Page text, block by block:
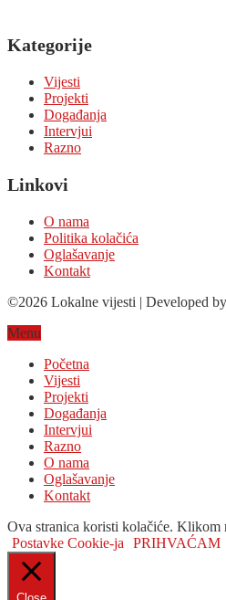
Kategorije
Vijesti
Projekti
Događanja
Intervjui
Razno
Linkovi
O nama
Politika kolačića
Oglašavanje
Kontakt
©2026 Lokalne vijesti | Developed by
Menu
Početna
Vijesti
Projekti
Događanja
Intervjui
Razno
O nama
Oglašavanje
Kontakt
Ova stranica koristi kolačiće. Klikom
Postavke Cookie-ja
PRIHVAĆAM